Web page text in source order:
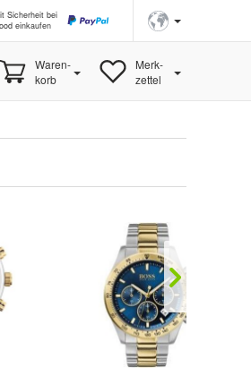
Sicherheit bei
einkaufen
Waren-
korb
Merk-
zettel